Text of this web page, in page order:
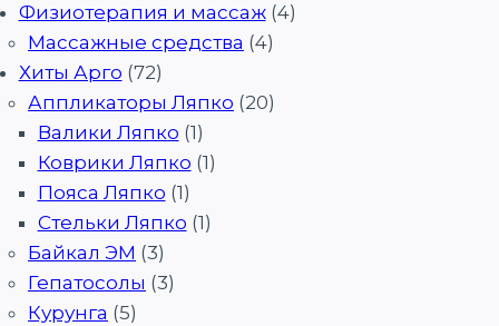
Физиотерапия и массаж (4)
Массажные средства (4)
Хиты Арго (72)
Аппликаторы Ляпко (20)
Валики Ляпко (1)
Коврики Ляпко (1)
Пояса Ляпко (1)
Стельки Ляпко (1)
Байкал ЭМ (3)
Гепатосолы (3)
Курунга (5)